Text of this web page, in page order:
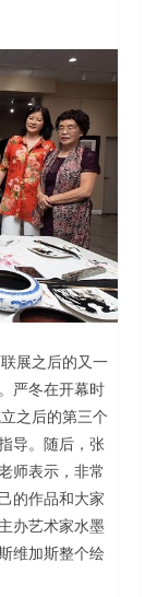
展之后的又一
严冬在开幕时
之后的第三个
导。随后，张
师表示，非常
的作品和大家
办艺术家水墨
维加斯整个绘